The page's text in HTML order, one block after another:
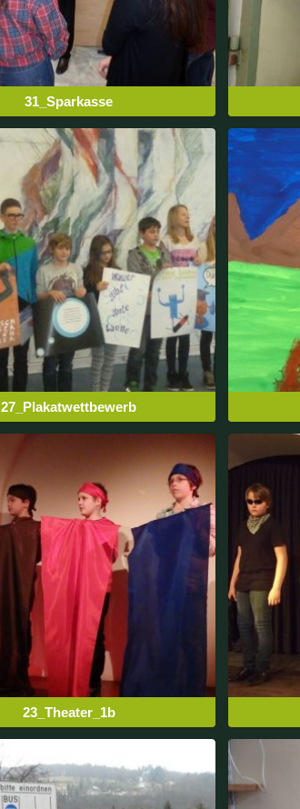
31_Sparkasse
27_Plakatwettbewerb
23_Theater_1b